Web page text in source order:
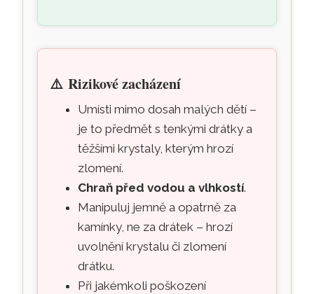
⚠️Rizikové zacházení
Umísti mimo dosah malých dětí –
je to předmět s tenkými drátky a
těžšími krystaly, kterým hrozí
zlomení.
Chraň před vodou a vlhkostí.
Manipuluj jemně a opatrně za
kamínky, ne za drátek – hrozí
uvolnění krystalu či zlomení
drátku.
Při jakémkoli poškození